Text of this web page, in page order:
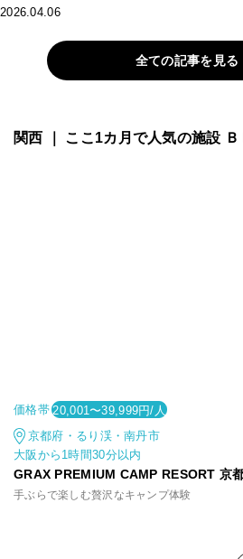
2026.04.06
全ての記事を見る
関西 ｜ ここ1カ月で人気の施設 Ｂ
価格帯 20,001〜39,999円/人
京都府・るり渓・南丹市
大阪から1時間30分以内
GRAX PREMIUM CAMP RESORT 京
手ぶらで楽しむ贅沢なキャンプ体験